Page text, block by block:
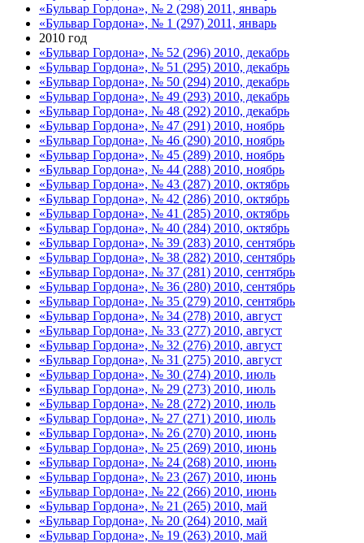
«Бульвар Гордона», № 2 (298) 2011, январь
«Бульвар Гордона», № 1 (297) 2011, январь
2010 год
«Бульвар Гордона», № 52 (296) 2010, декабрь
«Бульвар Гордона», № 51 (295) 2010, декабрь
«Бульвар Гордона», № 50 (294) 2010, декабрь
«Бульвар Гордона», № 49 (293) 2010, декабрь
«Бульвар Гордона», № 48 (292) 2010, декабрь
«Бульвар Гордона», № 47 (291) 2010, ноябрь
«Бульвар Гордона», № 46 (290) 2010, ноябрь
«Бульвар Гордона», № 45 (289) 2010, ноябрь
«Бульвар Гордона», № 44 (288) 2010, ноябрь
«Бульвар Гордона», № 43 (287) 2010, октябрь
«Бульвар Гордона», № 42 (286) 2010, октябрь
«Бульвар Гордона», № 41 (285) 2010, октябрь
«Бульвар Гордона», № 40 (284) 2010, октябрь
«Бульвар Гордона», № 39 (283) 2010, сентябрь
«Бульвар Гордона», № 38 (282) 2010, сентябрь
«Бульвар Гордона», № 37 (281) 2010, сентябрь
«Бульвар Гордона», № 36 (280) 2010, сентябрь
«Бульвар Гордона», № 35 (279) 2010, сентябрь
«Бульвар Гордона», № 34 (278) 2010, август
«Бульвар Гордона», № 33 (277) 2010, август
«Бульвар Гордона», № 32 (276) 2010, август
«Бульвар Гордона», № 31 (275) 2010, август
«Бульвар Гордона», № 30 (274) 2010, июль
«Бульвар Гордона», № 29 (273) 2010, июль
«Бульвар Гордона», № 28 (272) 2010, июль
«Бульвар Гордона», № 27 (271) 2010, июль
«Бульвар Гордона», № 26 (270) 2010, июнь
«Бульвар Гордона», № 25 (269) 2010, июнь
«Бульвар Гордона», № 24 (268) 2010, июнь
«Бульвар Гордона», № 23 (267) 2010, июнь
«Бульвар Гордона», № 22 (266) 2010, июнь
«Бульвар Гордона», № 21 (265) 2010, май
«Бульвар Гордона», № 20 (264) 2010, май
«Бульвар Гордона», № 19 (263) 2010, май